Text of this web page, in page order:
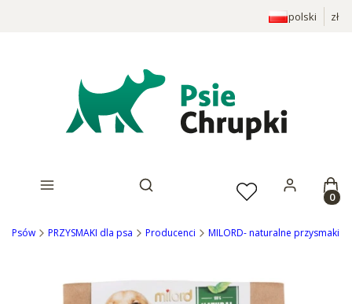
polski zł
Otwórz wyszukiwarkę
Psów PRZYSMAKI dla psa Producenci MILORD- naturalne przysmaki